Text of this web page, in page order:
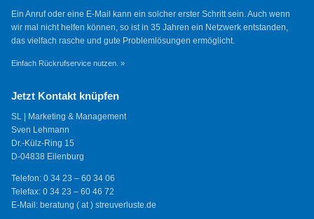
Ein Anruf oder eine E-Mail kann ein solcher erster Schritt sein. Auch wenn
wir mal nicht helfen können, so ist in 35 Jahren ein Netzwerk entstanden,
das vielfach rasche und gute Problemlösungen ermöglicht.
Einfach Rückrufservice nutzen. »
Jetzt Kontakt knüpfen
SL | Marketing & Management
Sven Lehmann
Dr.-Külz-Ring 15
D-04838 Eilenburg
Telefon: 0 34 23 – 60 34 06
Telefax: 0 34 23 – 60 46 72
E-Mail: beratung ( at ) streuverluste.de